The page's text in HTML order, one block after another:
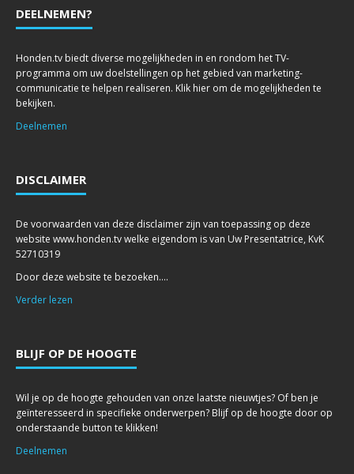
DEELNEMEN?
Honden.tv biedt diverse mogelijkheden in en rondom het TV-
programma om uw doelstellingen op het gebied van marketing-
communicatie te helpen realiseren. Klik hier om de mogelijkheden te
bekijken.
Deelnemen
DISCLAIMER
De voorwaarden van deze disclaimer zijn van toepassing op deze
website www.honden.tv welke eigendom is van Uw Presentatrice, KvK
52710319
Door deze website te bezoeken....
Verder lezen
BLIJF OP DE HOOGTE
Wil je op de hoogte gehouden van onze laatste nieuwtjes? Of ben je
geïnteresseerd in specifieke onderwerpen? Blijf op de hoogte door op
onderstaande button te klikken!
Deelnemen